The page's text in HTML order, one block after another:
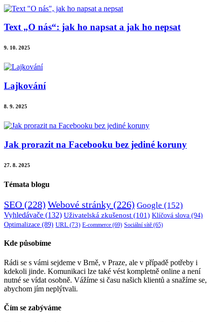
Text „O nás“: jak ho napsat a jak ho nepsat
9. 10. 2025
Lajkování
8. 9. 2025
Jak prorazit na Facebooku bez jediné koruny
27. 8. 2025
Témata blogu
SEO (228) Webové stránky (226) Google (152)
Vyhledávače (132) Uživatelská zkušenost (101) Klíčová slova (94)
Optimalizace (89) URL (73) E-commerce (69) Sociální sítě (65)
Kde působíme
Rádi se s vámi sejdeme v Brně, v Praze, ale v případě potřeby i
kdekoli jinde. Komunikaci lze také vést kompletně online a není
nutné se vídat osobně. Vážíme si času našich klientů a snažíme se,
abychom jím neplýtvali.
Čím se zabýváme